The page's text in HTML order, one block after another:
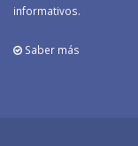
informativos.
Saber más